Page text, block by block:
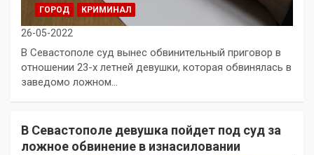
ГОРОД КРИМИНАЛ
26-05-2022
В Севастополе суд вынес обвинительный приговор в
отношении 23-х летней девушки, которая обвинялась в
заведомо ложном…
В Севастополе девушка пойдет под суд за
ложное обвинение в изнасиловании